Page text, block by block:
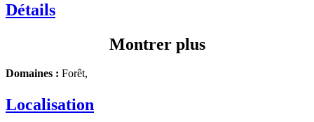
Détails
Montrer plus
Domaines : Forêt,
Localisation